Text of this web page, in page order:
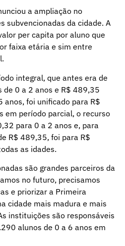
a ampliação no
subvencionadas da cidade. A
per capita por aluno que
faixa etária e sim entre
integral, que antes era de
0 a 2 anos e R$ 489,35
anos, foi unificado para R$
em período parcial, o recurso
para 0 a 2 anos e, para
R$ 489,35, foi para R$
as idades.
são grandes parceiros da
no futuro, precisamos
e priorizar a Primeira
cidade mais madura e mais
instituições são responsáveis
alunos de 0 a 6 anos em